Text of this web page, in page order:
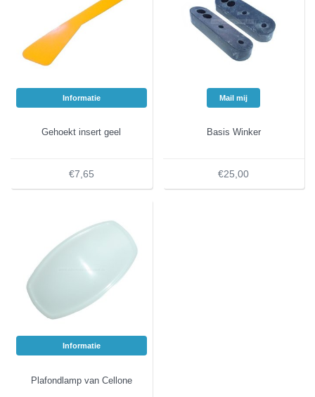
Informatie
Gehoekt insert geel
€7,65
Mail mij
Basis Winker
€25,00
Informatie
Plafondlamp van Cellone